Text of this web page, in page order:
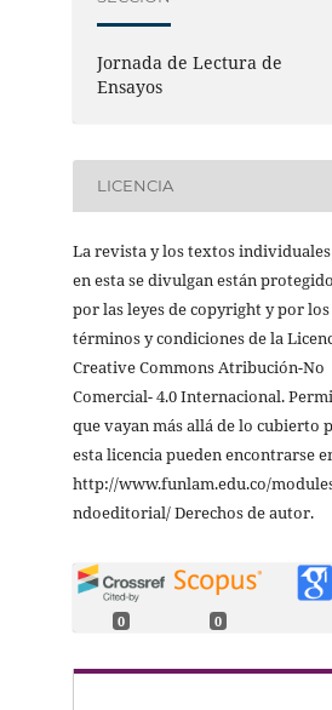
Jornada de Lectura de
Ensayos
LICENCIA
La revista y los textos
en esta se divulgan están
por las leyes de copyright y por los
términos y condiciones de la
Creative Commons Atribución-No
Comercial- 4.0 Internacional.
que vayan más allá de lo cubierto
esta licencia pueden encontrarse
http://www.funlam.edu.co/
ndoeditorial/ Derechos de autor.
0 0